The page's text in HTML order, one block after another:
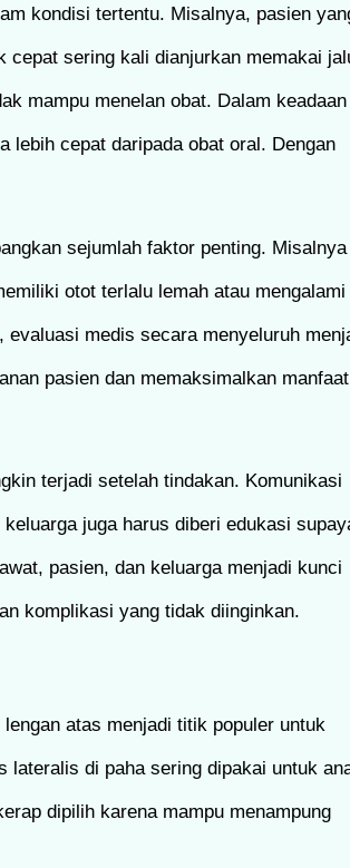
kondisi tertentu. Misalnya, pasien
cepat sering kali dianjurkan memakai
mampu menelan obat. Dalam keadaan
lebih cepat daripada obat oral. Dengan
sejumlah faktor penting. Misalnya
otot terlalu lemah atau mengalami
medis secara menyeluruh
pasien dan memaksimalkan manfaat
terjadi setelah tindakan. Komunikasi
juga harus diberi edukasi
pasien, dan keluarga menjadi kunci
komplikasi yang tidak diinginkan.
atas menjadi titik populer untuk
lateralis di paha sering dipakai untuk
dipilih karena mampu menampung